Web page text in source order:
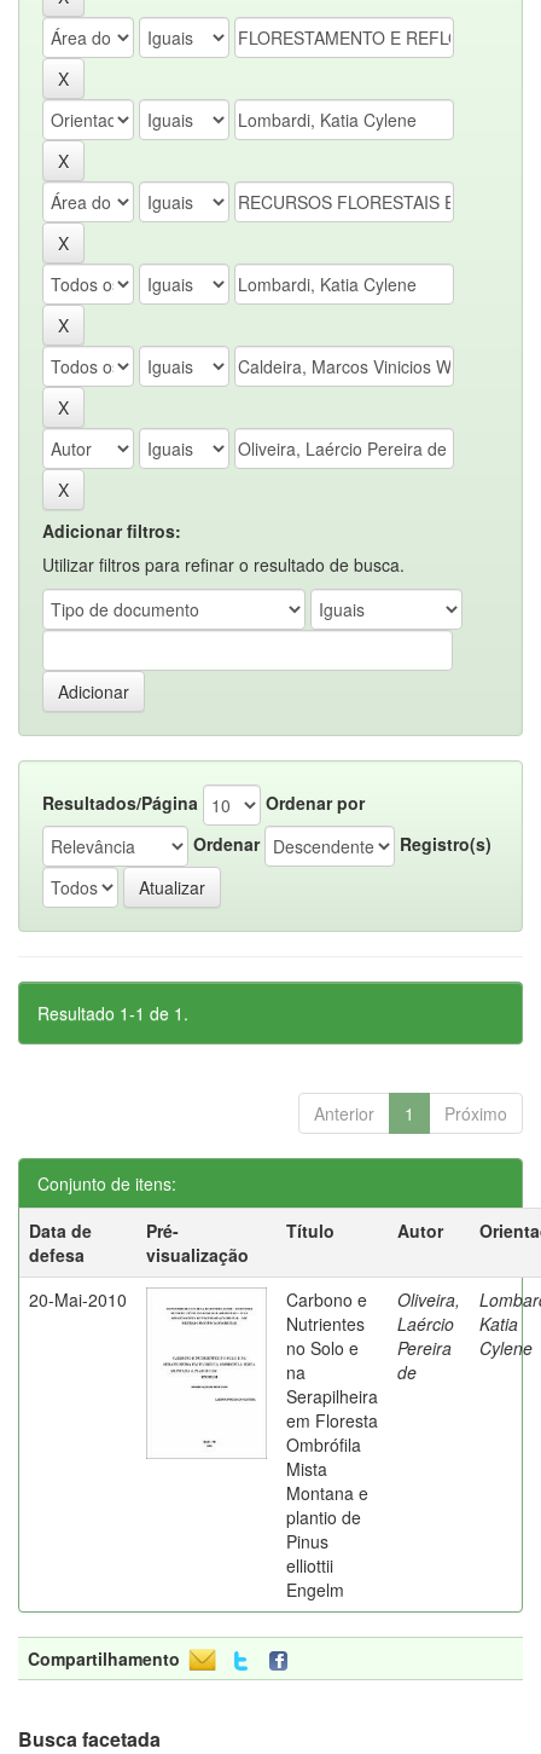
Adicionar filtros:
Utilizar filtros para refinar o resultado de busca.
Resultados/Página
Ordenar por
Ordenar
Registro(s)
Resultado 1-1 de 1.
Anterior 1 Próximo
Conjunto de itens:
Data de
defesa
Pré-
visualização
Título Autor
20-Mai-2010
Carbono e
Nutrientes
no Solo e
na
Serapilheira
em Floresta
Ombrófila
Mista
Montana e
plantio de
Pinus
elliottii
Engelm
Oliveira,
Laércio
Pereira
de
Katia
Cylene
Compartilhamento
Busca facetada